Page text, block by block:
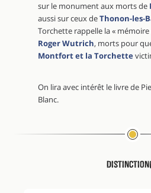
sur le monument aux morts de
aussi sur ceux deThonon-les-
Torchette rappelle la «
Roger Wutrich, morts pour
Montfort et la Torchette
On lira avec intérêt le livre de
Blanc.